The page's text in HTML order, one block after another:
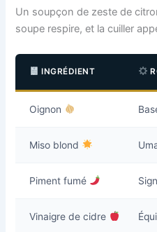
Un soupçon de zeste de
soupe respire, et la cuiller
INGRÉDIENT
Oignon
Miso blond
Piment fumé
Vinaigre de cidre